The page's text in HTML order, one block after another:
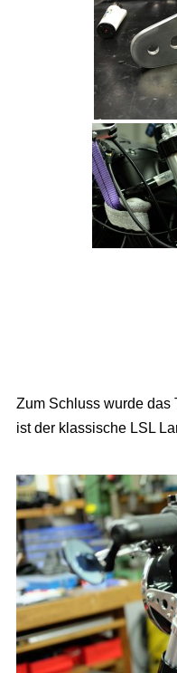
Zum Schluss wurde das
ist der klassische LSL